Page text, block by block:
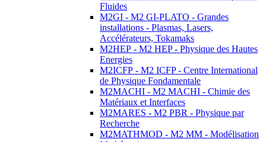
Fluides
M2GI - M2 GI-PLATO - Grandes
installations - Plasmas, Lasers,
Accélérateurs, Tokamaks
M2HEP - M2 HEP - Physique des Hautes
Energies
M2ICFP - M2 ICFP - Centre International
de Physique Fondamentale
M2MACHI - M2 MACHI - Chimie des
Matériaux et Interfaces
M2MARES - M2 PBR - Physique par
Recherche
M2MATHMOD - M2 MM - Modélisation